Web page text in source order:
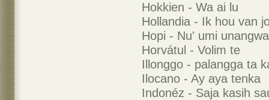
Hokkien - Wa ai lu
Hollandia - Ik hou van
Hopi - Nu' umi
Horvátul - Volim te
Illonggo - palangga ta
Ilocano - Ay aya tenka
Indonéz - Saja kasih